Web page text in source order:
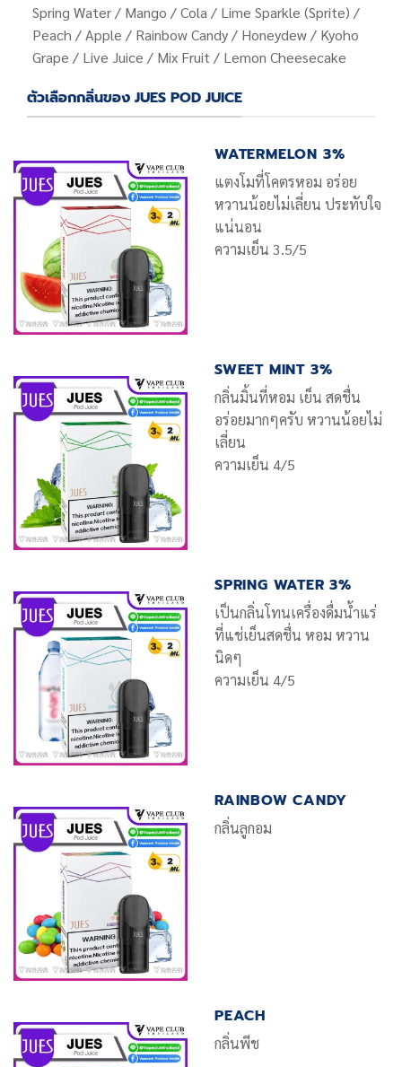
Spring Water / Mango / Cola / Lime Sparkle (Sprite) /
Peach / Apple / Rainbow Candy / Honeydew / Kyoho
Grape / Live Juice / Mix Fruit / Lemon Cheesecake
ตัวเลือกกลิ่นของ JUES POD JUICE
WATERMELON 3%
แตงโมที่โคตรหอม อร่อย
หวานน้อยไม่เลี่ยน ประทับใจ
แน่นอน
ความเย็น 3.5/5
SWEET MINT 3%
กลิ่นมิ้นที่หอม เย็น สดชื่น
อร่อยมากๆครับ หวานน้อยไม่
เลี่ยน
ความเย็น 4/5
SPRING WATER 3%
เป็นกลิ่นโทนเครื่องดื่มน้ำแร่
ที่แช่เย็นสดชื่น หอม หวาน
นิดๆ
ความเย็น 4/5
RAINBOW CANDY
กลิ่นลูกอม
PEACH
กลิ่นพีช